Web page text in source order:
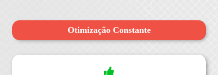
Otimização Constante